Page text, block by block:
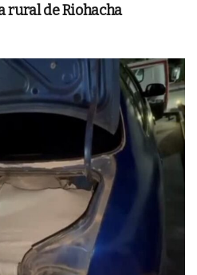
rural de Riohacha